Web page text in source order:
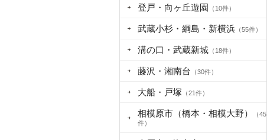
登戸・向ヶ丘遊園 （10件）
武蔵小杉・綱島・新横浜 （55件）
溝の口・武蔵新城 （18件）
藤沢・湘南台 （30件）
大船・戸塚 （21件）
相模原市（橋本・相模大野）
（45
件）